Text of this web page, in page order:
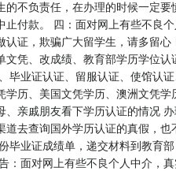
的不负责任，在办理的时候一定
止付款。 四：面对网上有些不良
认证，欺骗广大留学生，请多留
文凭、改成绩、教育部学历学位
毕业证认证、留服认证、使馆认
历、美国文凭学历、澳洲文凭
、亲戚朋友看下学历认证的情况
道去查询国外学历认证的真假，
毕业证成绩单，递交材料到教育
：面对网上有些不良个人中介，